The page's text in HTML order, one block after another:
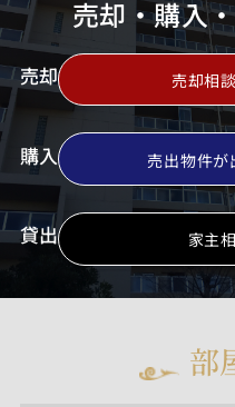
売却・購入
売却 売却相
購入 売出物件が
貸出 家主
部